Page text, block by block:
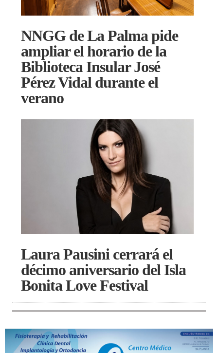
NNGG de La Palma pide
ampliar el horario de la
Biblioteca Insular José
Pérez Vidal durante el
verano
Laura Pausini cerrará el
décimo aniversario del Isla
Bonita Love Festival